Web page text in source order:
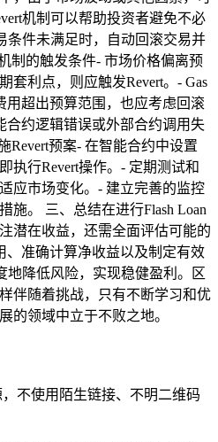
机制可以帮助投资者避免不必
条件未满足时，自动回滚交易并
制的触发条件- 市场价格偏离预
套利点，则应触发Revert。- Gas
用超出预算范围，也应考虑回滚
合约逻辑错误或外部合约调用失
Revert预案- 在智能合约中设置
执行Revert操作。- 定期测试和
应市场变化。- 建立完善的监控
施。 三、总结在进行Flash Loan
潜在收益，还需全面评估可能的
、准确计算净收益以及制定有效
地降低风险，实现稳健盈利。区
伴随着挑战，只有不断学习和优
的领域中立于不败之地。
不使用陌生链接、不明二维码